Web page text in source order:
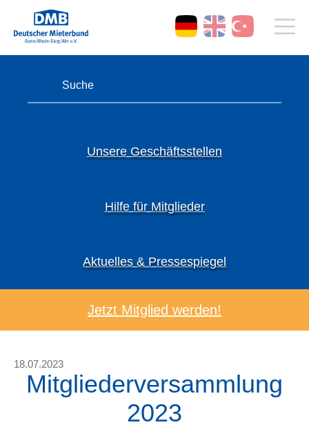
Unsere Geschäftsstellen
Hilfe für Mitglieder
Aktuelles & Pressespiegel
Jetzt Mitglied werden!
18.07.2023
Mitgliederversammlung
2023